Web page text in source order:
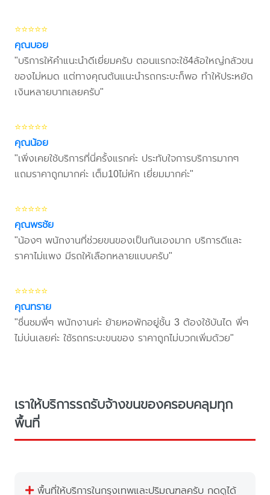
⭐⭐⭐⭐⭐
คุณบอย
"บริการให้คำแนะนำดีเยี่ยมครับ ตอนแรกจะใช้4ล้อใหญ่กลัวขน
ของไม่หมด แต่ทางคุณต้นแนะนำรถกระบะก็พอ ทำให้ประหยัด
เงินหลายบาทเลยครับ"
⭐⭐⭐⭐⭐
คุณน้อย
"เพิ่งเคยใช้บริการที่นี่ครั้งแรกค่ะ ประทับใจการบริการมากๆ
แถมราคาถูกมากค่ะ เต็ม10ไม่หัก เยี่ยมมากค่ะ"
⭐⭐⭐⭐⭐
คุณพรชัย
"น้องๆ พนักงานที่ช่วยขนของเป็นกันเองมาก บริการดีและ
ราคาไม่แพง มีรถให้เลือกหลายแบบครับ"
⭐⭐⭐⭐⭐
คุณทราย
"ชื่นชมพี่ๆ พนักงานค่ะ ย้ายหอพักอยู่ชั้น 3 ต้องใช้บันได พี่ๆ
ไม่บ่นเลยค่ะ ใช้รถกระบะขนของ ราคาถูกไม่บวกเพิ่มด้วย"
เราให้บริการรถรับจ้างขนของครอบคลุมทุก
พื้นที่
พื้นที่ให้บริการในกรุงเทพและปริมณฑลครับ กดดูได้